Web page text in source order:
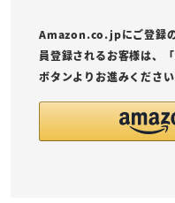
Amazon.co.jpにご登録
員登録されるお客様は、
ボタンよりお進みください